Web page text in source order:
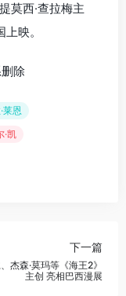
莫西·查拉梅主
映。
除
莱恩
·凯
下一篇
杰森·莫玛等《海王2》
主创 亮相巴西漫展